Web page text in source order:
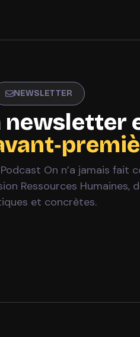
NEWSLETTER
newsletter
On n’a jamais fait
Ressources Humaines,
et concrètes.